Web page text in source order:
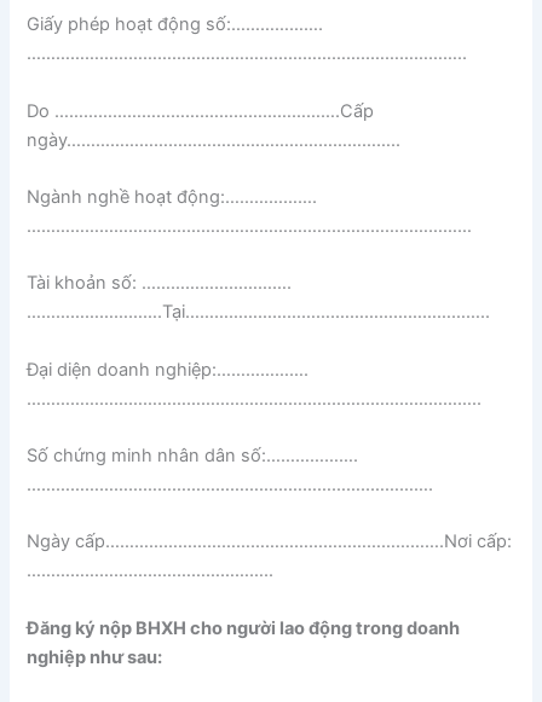
Giấy phép hoạt động số:……………….
……………………………………………………………..………………..
Do ………………………….……………………….Cấp
ngày………………………….………………………………..
Ngành nghề hoạt động:……………….
……………………………………………………………..…………………
Tài khoản số: ………………………….
……………………….Tại………………………….…………………………..
Đại diện doanh nghiệp:……………….
……………………………………………………………..…………………..
Số chứng minh nhân dân số:……………….
……………………………………………………………..………….
Ngày cấp…………………………………………………………….Nơi cấp:
……………….…………………………..
Đăng ký nộp BHXH cho người lao động trong doanh
nghiệp như sau: